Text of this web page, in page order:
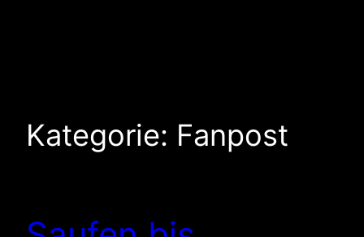
Kategorie: Fanpost